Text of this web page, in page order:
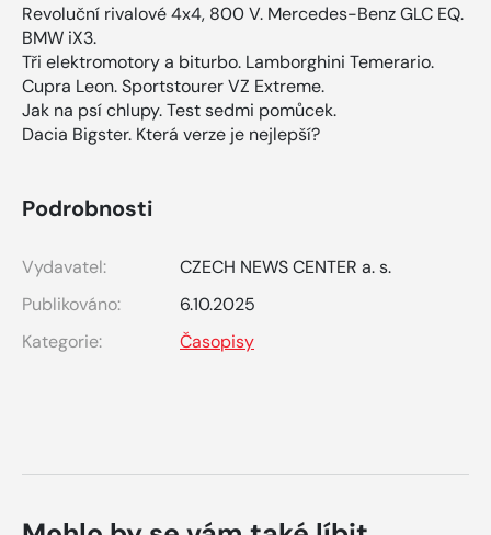
Revoluční rivalové 4x4, 800 V. Mercedes-Benz GLC EQ.
BMW iX3.
Tři elektromotory a biturbo. Lamborghini Temerario.
Cupra Leon. Sportstourer VZ Extreme.
Jak na psí chlupy. Test sedmi pomůcek.
Dacia Bigster. Která verze je nejlepší?
Podrobnosti
Vydavatel:
CZECH NEWS CENTER a. s.
Publikováno:
6.10.2025
Kategorie:
Časopisy